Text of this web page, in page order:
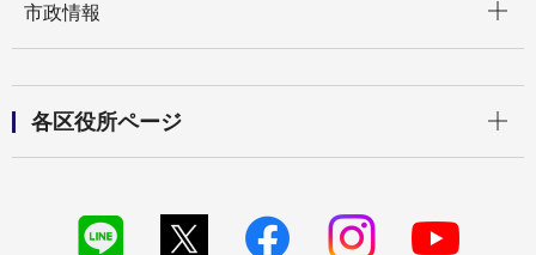
市政情報
各区役所ページ